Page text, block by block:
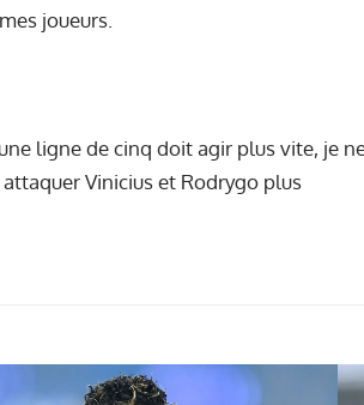
joueurs.
ligne de cinq doit agir plus vite, je
Vinicius et Rodrygo plus